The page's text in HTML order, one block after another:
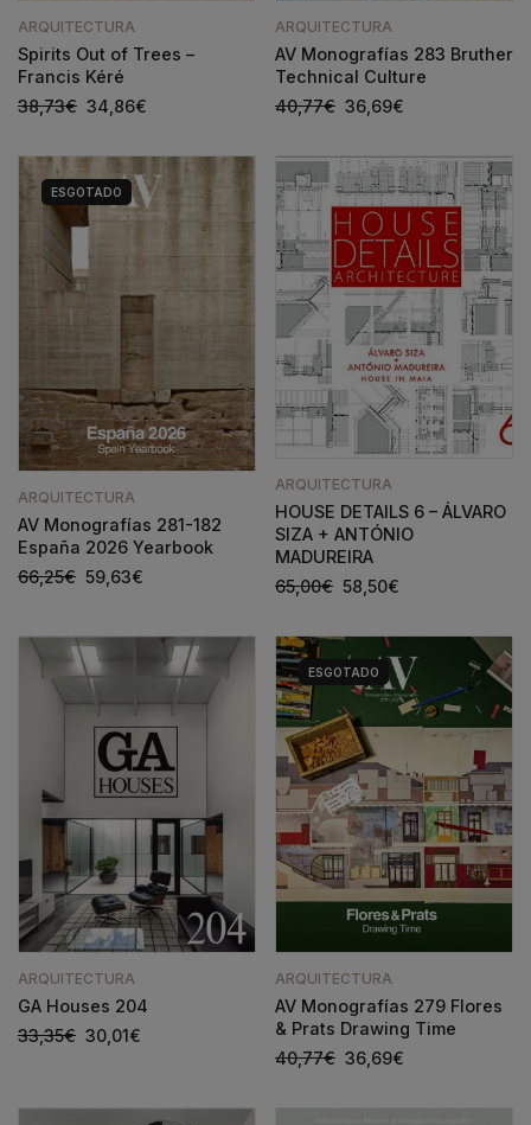
ARQUITECTURA
Spirits Out of Trees –
Francis Kéré
38,73€ 34,86€
ARQUITECTURA
AV Monografías 283 Bruther
Technical Culture
40,77€ 36,69€
ESGOTADO
ARQUITECTURA
AV Monografías 281-182
España 2026 Yearbook
66,25€ 59,63€
ARQUITECTURA
HOUSE DETAILS 6 – ÁLVARO
SIZA + ANTÓNIO
MADUREIRA
65,00€ 58,50€
ARQUITECTURA
GA Houses 204
33,35€ 30,01€
ESGOTADO
ARQUITECTURA
AV Monografías 279 Flores
& Prats Drawing Time
40,77€ 36,69€